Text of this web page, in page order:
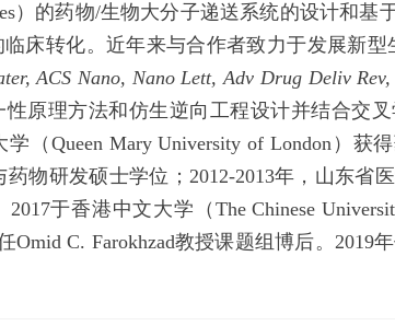
）的药物/生物大分子递送系统的设计和
床转化。近年来与合作者致力于发展新
ACS Nano, Nano Lett, Adv Drug Deliv
原理方法和仿生逆向工程设计并结合交
（Queen Mary University of London）获
药物研发硕士学位；2012-2013年，山东
于香港中文大学（The Chinese
Omid C. Farokhzad教授课题组博后。